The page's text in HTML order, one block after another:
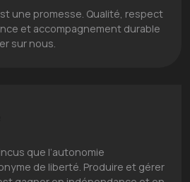
une promesse. Qualité, respect
et accompagnement durable
sur nous.
que l’autonomie
de liberté. Produire et gérer